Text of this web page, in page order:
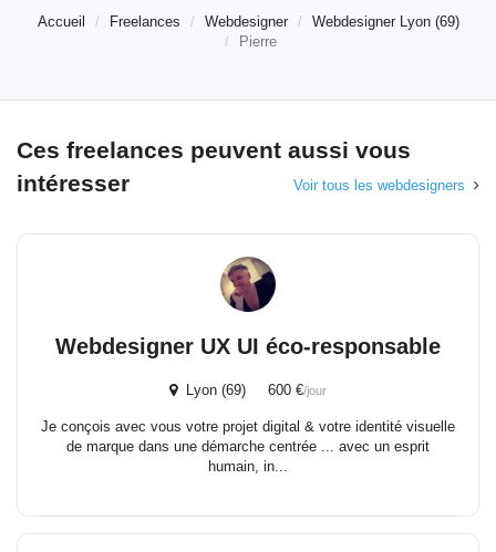
Accueil Freelances Webdesigner
Webdesigner Lyon (69)
Pierre
Ces freelances peuvent aussi vous
intéresser
Voir tous les webdesigners
Webdesigner UX UI éco-responsable
Lyon (69) 600 €/jour
Je conçois avec vous votre projet digital & votre identité visuelle
de marque dans une démarche centrée ... avec un esprit
humain, in...